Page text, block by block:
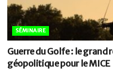
SÉMINAIRE
Guerre du Golfe : le grand
géopolitique pour le MICE